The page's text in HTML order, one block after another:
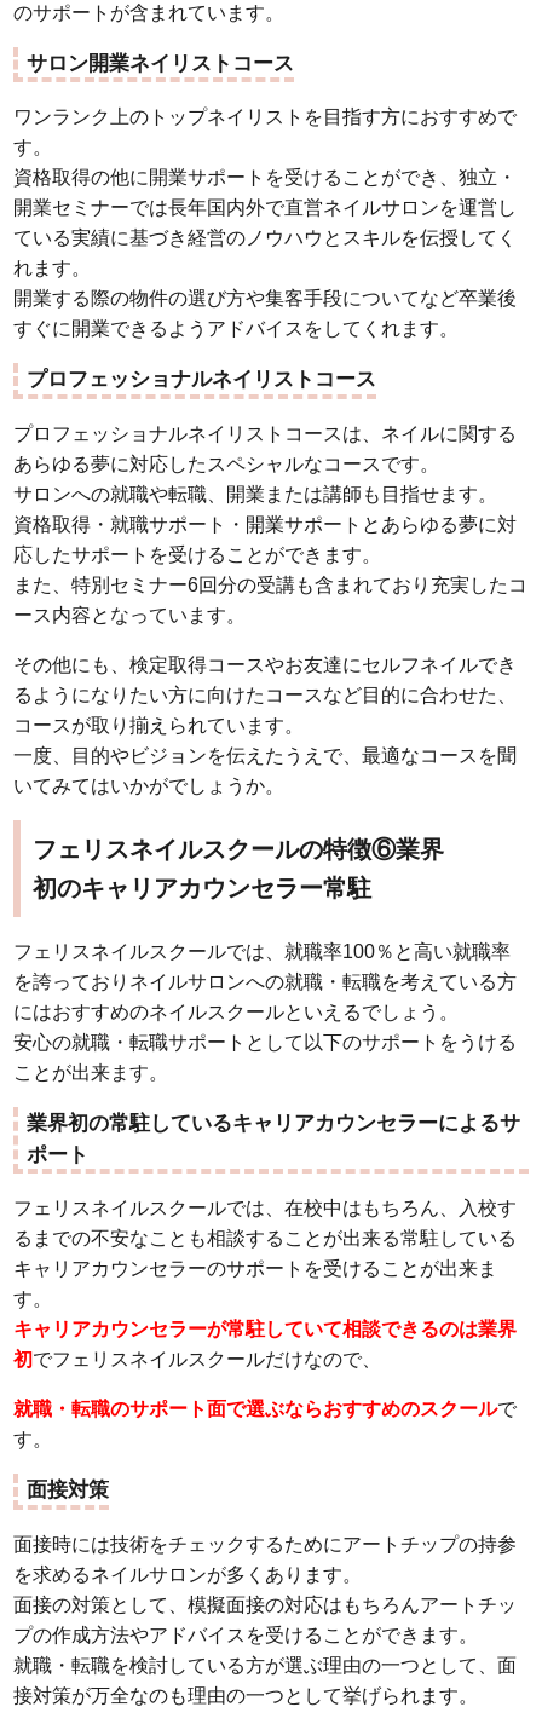
のサポートが含まれています。
サロン開業ネイリストコース
ワンランク上のトップネイリストを目指す方におすすめで
す。
資格取得の他に開業サポートを受けることができ、独立・
開業セミナーでは長年国内外で直営ネイルサロンを運営し
ている実績に基づき経営のノウハウとスキルを伝授してく
れます。
開業する際の物件の選び方や集客手段についてなど卒業後
すぐに開業できるようアドバイスをしてくれます。
プロフェッショナルネイリストコース
プロフェッショナルネイリストコースは、ネイルに関する
あらゆる夢に対応したスペシャルなコースです。
サロンへの就職や転職、開業または講師も目指せます。
資格取得・就職サポート・開業サポートとあらゆる夢に対
応したサポートを受けることができます。
また、特別セミナー6回分の受講も含まれており充実したコ
ース内容となっています。
その他にも、検定取得コースやお友達にセルフネイルでき
るようになりたい方に向けたコースなど目的に合わせた、
コースが取り揃えられています。
一度、目的やビジョンを伝えたうえで、最適なコースを聞
いてみてはいかがでしょうか。
フェリスネイルスクールの特徴⑥業界
初のキャリアカウンセラー常駐
フェリスネイルスクールでは、就職率100％と高い就職率
を誇っておりネイルサロンへの就職・転職を考えている方
にはおすすめのネイルスクールといえるでしょう。
安心の就職・転職サポートとして以下のサポートをうける
ことが出来ます。
業界初の常駐しているキャリアカウンセラーによるサ
ポート
フェリスネイルスクールでは、在校中はもちろん、入校す
るまでの不安なことも相談することが出来る常駐している
キャリアカウンセラーのサポートを受けることが出来ま
す。
キャリアカウンセラーが常駐していて相談できるのは業界
初でフェリスネイルスクールだけなので、
就職・転職のサポート面で選ぶならおすすめのスクールで
す。
面接対策
面接時には技術をチェックするためにアートチップの持参
を求めるネイルサロンが多くあります。
面接の対策として、模擬面接の対応はもちろんアートチッ
プの作成方法やアドバイスを受けることができます。
就職・転職を検討している方が選ぶ理由の一つとして、面
接対策が万全なのも理由の一つとして挙げられます。